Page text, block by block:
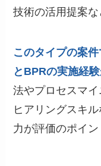
技術の活用提案な
このタイプの案
とBPRの実施経
法やプロセスマ
ヒアリングスキ
力が評価のポイン